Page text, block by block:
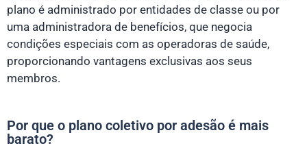
plano é administrado por entidades de classe ou por
uma administradora de benefícios, que negocia
condições especiais com as operadoras de saúde,
proporcionando vantagens exclusivas aos seus
membros.
Por que o plano coletivo por adesão é mais
barato?​